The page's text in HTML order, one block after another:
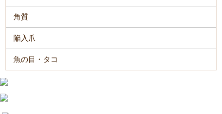
角質
陥入爪
魚の目・タコ